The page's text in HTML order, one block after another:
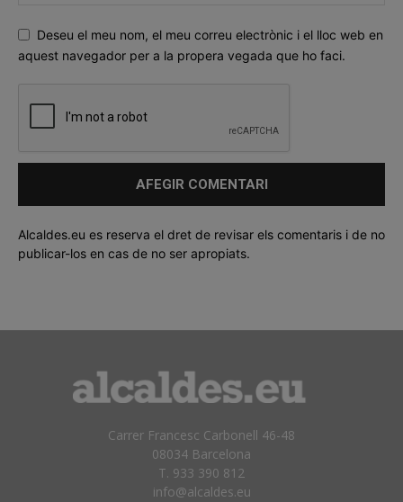
Deseu el meu nom, el meu correu electrònic i el lloc web en
aquest navegador per a la propera vegada que ho faci.
Alcaldes.eu es reserva el dret de revisar els comentaris i de no
publicar-los en cas de no ser apropiats.
Carrer Francesc Carbonell 46-48
08034 Barcelona
T. 933 390 812
info@alcaldes.eu